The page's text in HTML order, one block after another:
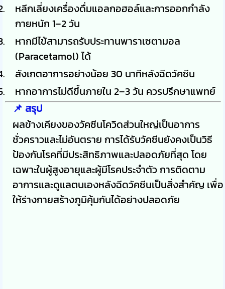
หลีกเลี่ยงเครื่องดื่มแอลกอฮอล์และการออกกำลัง
กายหนัก 1–2 วัน
หากมีไข้สามารถรับประทานพาราเซตามอล
(Paracetamol) ได้
สังเกตอาการอย่างน้อย 30 นาทีหลังฉีดวัคซีน
หากอาการไม่ดีขึ้นภายใน 2–3 วัน ควรปรึกษาแพทย์
📌 สรุป
ผลข้างเคียงของวัคซีนโควิดส่วนใหญ่เป็นอาการ
ชั่วคราวและไม่อันตราย การได้รับวัคซีนยังคงเป็นวิธี
ป้องกันโรคที่มีประสิทธิภาพและปลอดภัยที่สุด โดย
เฉพาะในผู้สูงอายุและผู้มีโรคประจำตัว การติดตาม
อาการและดูแลตนเองหลังฉีดวัคซีนเป็นสิ่งสำคัญ เพื่อ
ให้ร่างกายสร้างภูมิคุ้มกันได้อย่างปลอดภัย